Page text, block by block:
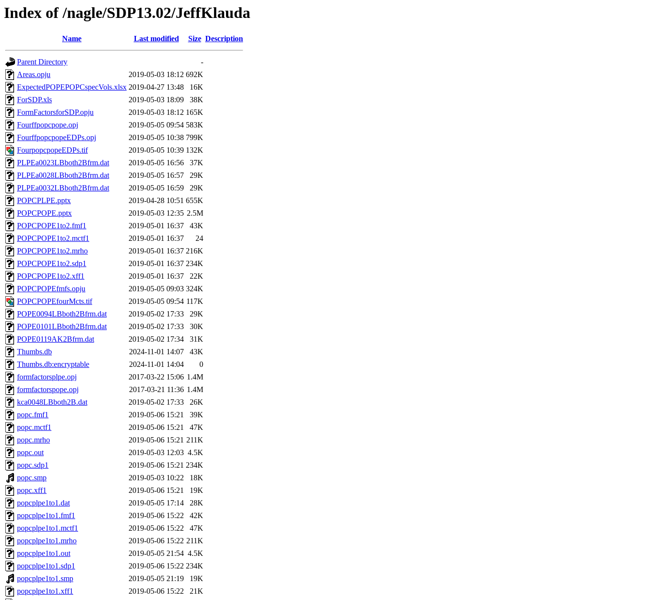
Index of /nagle/SDP13.02/JeffKlauda
Name Last modified Size Description
Parent Directory
-
Areas.opju
2019-05-03 18:12 692K
ExpectedPOPEPOPCspecVols.xlsx 2019-04-27 13:48
16K
ForSDP.xls
2019-05-03 18:09
38K
FormFactorsforSDP.opju
2019-05-03 18:12 165K
Fourffpopcpope.opj
2019-05-05 09:54 583K
FourffpopcpopeEDPs.opj
2019-05-05 10:38 799K
FourpopcpopeEDPs.tif
2019-05-05 10:39 132K
PLPEa0023LBboth2Bfrm.dat
2019-05-05 16:56
37K
PLPEa0028LBboth2Bfrm.dat
2019-05-05 16:57
29K
PLPEa0032LBboth2Bfrm.dat
2019-05-05 16:59
29K
POPCPLPE.pptx
2019-04-28 10:51 655K
POPCPOPE.pptx
2019-05-03 12:35 2.5M
POPCPOPE1to2.fmf1
2019-05-01 16:37
43K
POPCPOPE1to2.mctf1
2019-05-01 16:37
24
POPCPOPE1to2.mrho
2019-05-01 16:37 216K
POPCPOPE1to2.sdp1
2019-05-01 16:37 234K
POPCPOPE1to2.xff1
2019-05-01 16:37
22K
POPCPOPEfmfs.opju
2019-05-05 09:03 324K
POPCPOPEfourMcts.tif
2019-05-05 09:54 117K
POPE0094LBboth2Bfrm.dat
2019-05-02 17:33
29K
POPE0101LBboth2Bfrm.dat
2019-05-02 17:33
30K
POPE0119AK2Bfrm.dat
2019-05-02 17:34
31K
Thumbs.db
2024-11-01 14:07
43K
Thumbs.db:encryptable
2024-11-01 14:04
0
formfactorsplpe.opj
2017-03-22 15:06 1.4M
formfactorspope.opj
2017-03-21 11:36 1.4M
kca0048LBboth2B.dat
2019-05-02 17:33
26K
popc.fmf1
2019-05-06 15:21
39K
popc.mctf1
2019-05-06 15:21
47K
popc.mrho
2019-05-06 15:21 211K
popc.out
2019-05-03 12:03 4.5K
popc.sdp1
2019-05-06 15:21 234K
popc.smp
2019-05-03 10:22
18K
popc.xff1
2019-05-06 15:21
19K
popcplpe1to1.dat
2019-05-05 17:14
28K
popcplpe1to1.fmf1
2019-05-06 15:22
42K
popcplpe1to1.mctf1
2019-05-06 15:22
47K
popcplpe1to1.mrho
2019-05-06 15:22 211K
popcplpe1to1.out
2019-05-05 21:54 4.5K
popcplpe1to1.sdp1
2019-05-06 15:22 234K
popcplpe1to1.smp
2019-05-05 21:19
19K
popcplpe1to1.xff1
2019-05-06 15:22
21K